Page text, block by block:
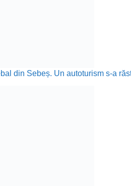
din Sebeș. Un autoturism s-a